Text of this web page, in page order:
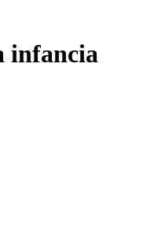
infancia